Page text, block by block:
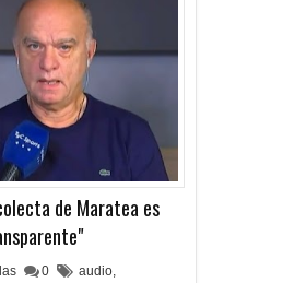
de Maratea es
0 audio,